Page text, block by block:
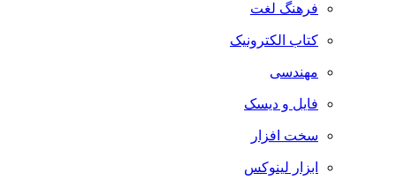
فرهنگ لغت
کتاب الکترونیک
مهندسی
فایل و دیسک
سخت افزار
ابزار لینوکس